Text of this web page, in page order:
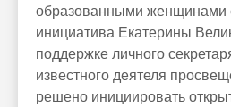
образованными женщинами
инициатива Екатерины
поддержке личного
известного деятеля
решено инициировать